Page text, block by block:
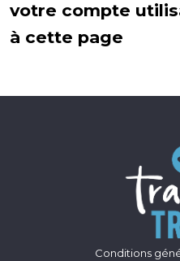
votre compte
à cette page
Conditions